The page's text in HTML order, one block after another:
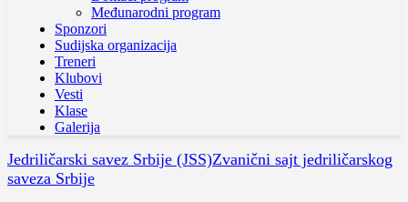
Međunarodni program
Sponzori
Sudijska organizacija
Treneri
Klubovi
Vesti
Klase
Galerija
Jedriličarski savez Srbije (JSS)Zvanični sajt jedriličarskog
saveza Srbije